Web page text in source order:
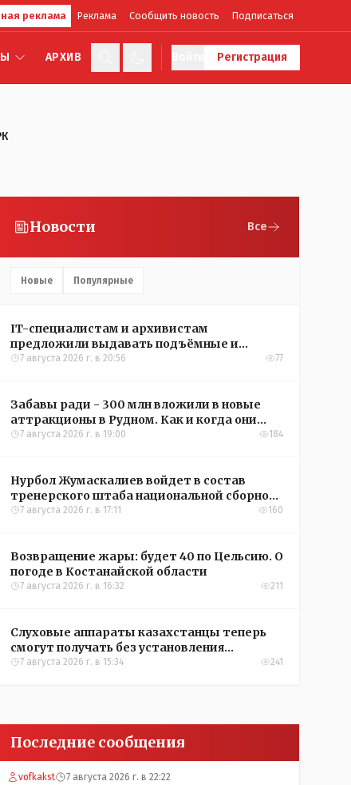
реклама Реклама Сообщить новость Подписаться
АРХИВ Регистрация
Новости Все
Новые Популярные
IT-специалистам и архивистам
предложили выдавать подъёмные и
кредиты на жильё в сёлах Казахстана
7 августа 2026 г. в 20:56 77
Забавы ради - 300 млн вложили в новые
аттракционы в Рудном. Как и когда они
окупятся?
7 августа 2026 г. в 19:00 184
Нурбол Жумаскалиев войдет в состав
тренерского штаба национальной сборной
Казахстана по футболу
7 августа 2026 г. в 17:11 160
Возвращение жары: будет 40 по Цельсию. О
погоде в Костанайской области
7 августа 2026 г. в 16:32 211
Слуховые аппараты казахстанцы теперь
смогут получать без установления
инвалидности
7 августа 2026 г. в 15:34 241
Последние сообщения
vofkakst 7 августа 2026 г. в 22:22